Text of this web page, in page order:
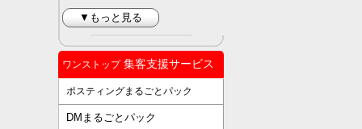
▼もっと見る
ワンストップ集客支援サービス
ポスティングまるごとパック
DMまるごとパック